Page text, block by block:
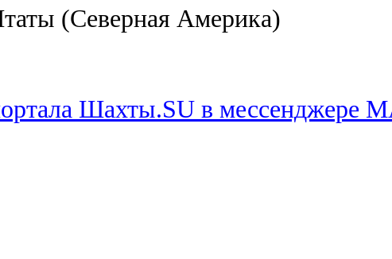
(Северная Америка)
Шахты.SU в мессенджере